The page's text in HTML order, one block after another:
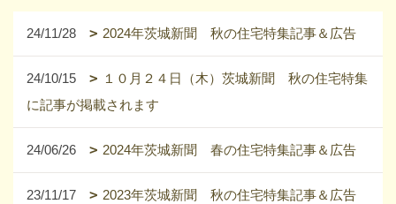
24/11/28 2024年茨城新聞 秋の住宅特集記事＆広告
24/10/15
１０月２４日（木）茨城新聞 秋の住宅特集
に記事が掲載されます
24/06/26 2024年茨城新聞 春の住宅特集記事＆広告
23/11/17 2023年茨城新聞 秋の住宅特集記事＆広告